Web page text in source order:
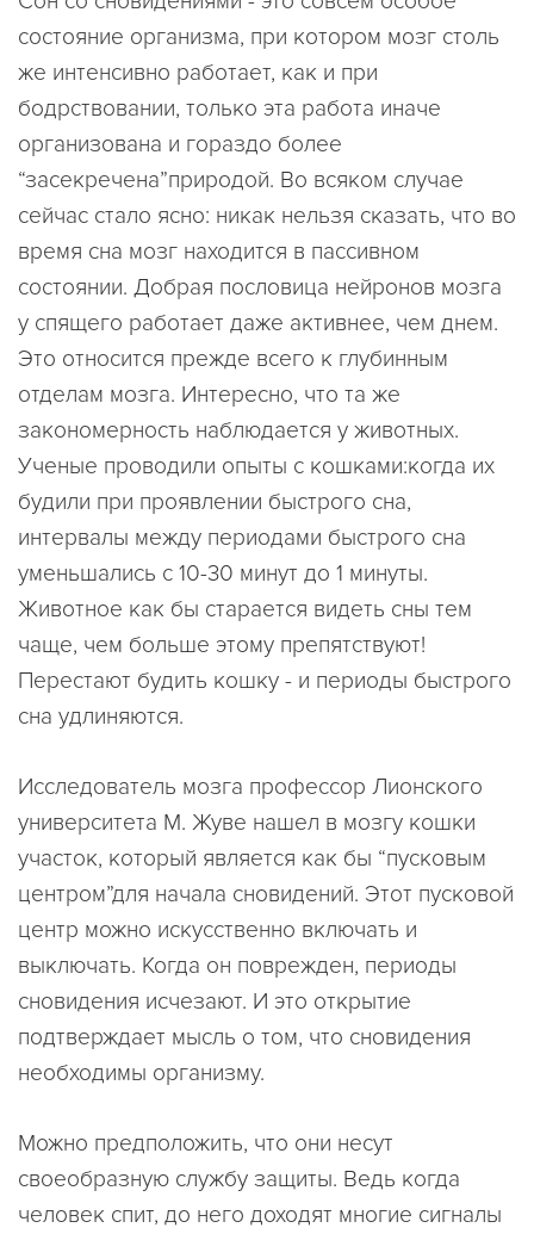
состояние организма, при котором мозг столь
же интенсивно работает, как и при
бодрствовании, только эта работа иначе
организована и гораздо более
“засекречена”природой. Во всяком случае
сейчас стало ясно: никак нельзя сказать, что во
время сна мозг находится в пассивном
состоянии. Добрая пословица нейронов мозга
у спящего работает даже активнее, чем днем.
Это относится прежде всего к глубинным
отделам мозга. Интересно, что та же
закономерность наблюдается у животных.
Ученые проводили опыты с кошками:когда их
будили при проявлении быстрого сна,
интервалы между периодами быстрого сна
уменьшались с 10-30 минут до 1 минуты.
Животное как бы старается видеть сны тем
чаще, чем больше этому препятствуют!
Перестают будить кошку - и периоды быстрого
сна удлиняются.
Исследователь мозга профессор Лионского
университета М. Жуве нашел в мозгу кошки
участок, который является как бы “пусковым
центром”для начала сновидений. Этот пусковой
центр можно искусственно включать и
выключать. Когда он поврежден, периоды
сновидения исчезают. И это открытие
подтверждает мысль о том, что сновидения
необходимы организму.
Можно предположить, что они несут
своеобразную службу защиты. Ведь когда
человек спит, до него доходят многие сигналы